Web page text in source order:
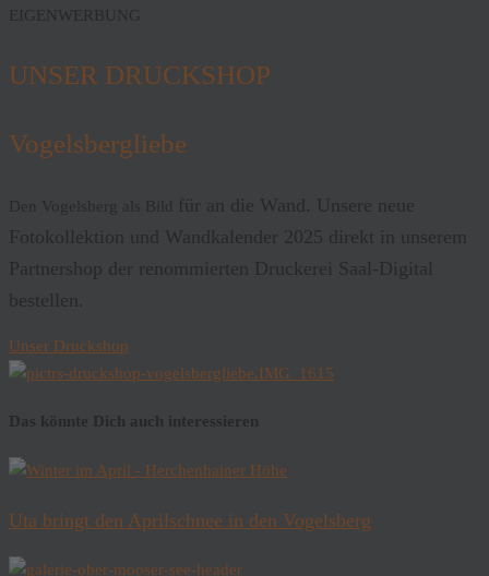
EIGENWERBUNG
UNSER DRUCKSHOP
Vogelsbergliebe
Den Vogelsberg als Bild
für an die Wand. Unsere neue
Fotokollektion und Wandkalender 2025 direkt in unserem
Partnershop der renommierten Druckerei Saal-Digital
bestellen.
Unser Druckshop
Das könnte Dich auch interessieren
Uta bringt den Aprilschnee in den Vogelsberg